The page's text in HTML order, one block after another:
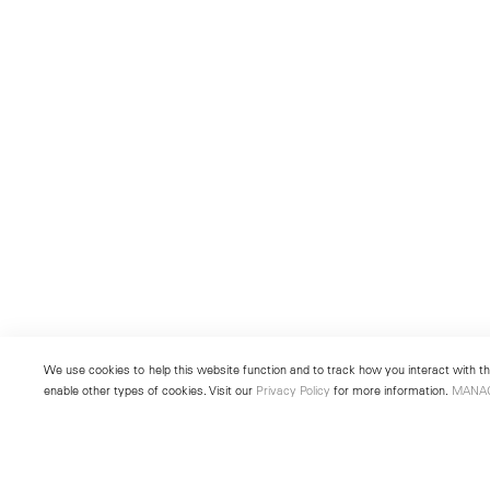
We use cookies to help this website function and to track how you interact with
enable other types of cookies. Visit our Privacy Policy for more information.